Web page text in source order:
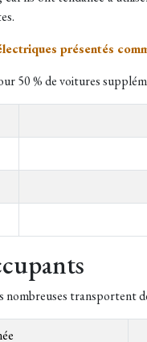
présentés
50 % de voitures
nombreuses transportent